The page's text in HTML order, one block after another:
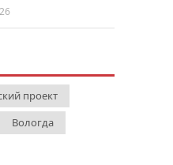
проект
Вологда